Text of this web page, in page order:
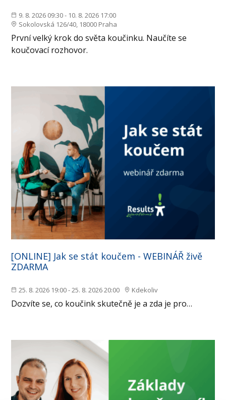
9. 8. 2026 09:30 - 10. 8. 2026 17:00
Sokolovská 126/40, 18000 Praha
První velký krok do světa koučinku. Naučíte se
koučovací rozhovor.
[ONLINE] Jak se stát koučem - WEBINÁŘ živě
ZDARMA
25. 8. 2026 19:00 - 25. 8. 2026 20:00 Kdekoliv
Dozvíte se, co koučink skutečně je a zda je pro…